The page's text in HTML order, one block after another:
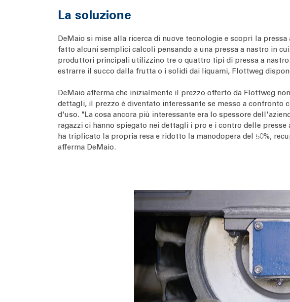
La soluzione
DeMaio si mise alla ricerca di nuove tecnologie e scoprì la
fatto alcuni semplici calcoli pensando a una pressa a nastro in
produttori principali utilizzino tre o quattro tipi di pressa a
estrarre il succo dalla frutta o i solidi dai liquami, Flottweg
DeMaio afferma che inizialmente il prezzo offerto da Flottweg
dettagli, il prezzo è diventato interessante se messo a
d'uso. "La cosa ancora più interessante era lo spessore
ragazzi ci hanno spiegato nei dettagli i pro e i contro delle
ha triplicato la propria resa e ridotto la manodopera del 50%,
afferma DeMaio.